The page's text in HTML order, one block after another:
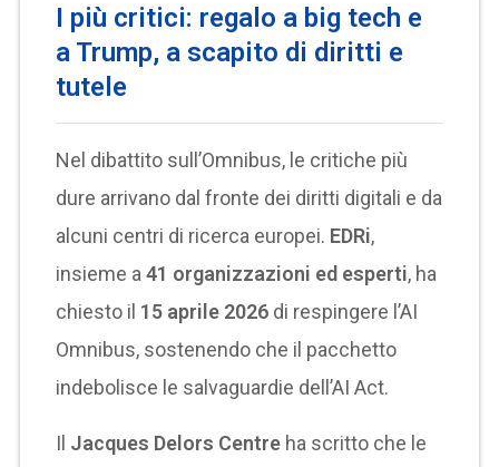
I più critici: regalo a big tech e
a Trump, a scapito di diritti e
tutele
Nel dibattito sull’Omnibus, le critiche più
dure arrivano dal fronte dei diritti digitali e da
alcuni centri di ricerca europei. EDRi,
insieme a41 organizzazioni ed esperti, ha
chiesto il 15 aprile 2026 di respingere l’AI
Omnibus, sostenendo che il pacchetto
indebolisce le salvaguardie dell’AI Act.
Il Jacques Delors Centre ha scritto che le